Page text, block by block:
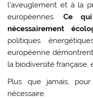
l’aveuglement et à la
européennes. Ce
nécessairement
politiques
européenne
la biodiversité
Plus que jamais,
nécessaire.